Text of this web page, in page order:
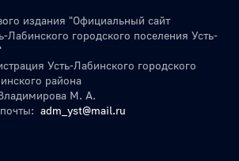
издания "Официальный сайт
Лабинского городского поселения Усть-
Усть-Лабинского городского
района
М. А.
adm_yst@mail.ru